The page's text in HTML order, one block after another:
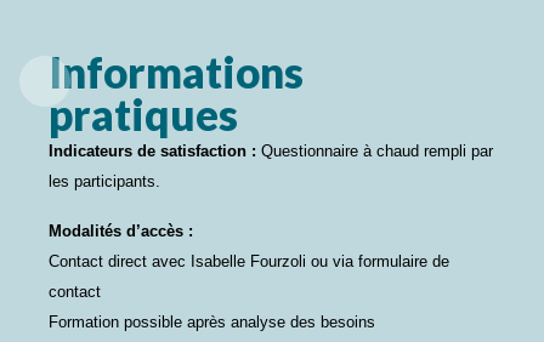
Informations
pratiques
Indicateurs de satisfaction : Questionnaire à chaud rempli par
les participants.
Modalités d’accès :
Contact direct avec Isabelle Fourzoli ou via formulaire de
contact
Formation possible après analyse des besoins